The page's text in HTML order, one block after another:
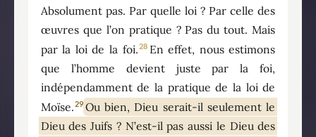
Absolument pas. Par quelle loi ? Par celle des
œuvres que l’on pratique ? Pas du tout. Mais
par la loi de la foi.28 En effet, nous estimons
que l’homme devient juste par la foi,
indépendamment de la pratique de la loi de
Moïse.29 Ou bien, Dieu serait-il seulement le
Dieu des Juifs ? N’est-il pas aussi le Dieu des